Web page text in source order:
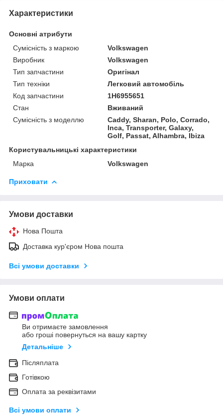
Характеристики
Основні атрибути
Сумісність з маркою
Volkswagen
Виробник
Volkswagen
Тип запчастини
Оригінал
Тип техніки
Легковий автомобіль
Код запчастини
1H6955651
Стан
Вживаний
Сумісність з моделлю
Caddy, Sharan, Polo, Corrado,
Inca, Transporter, Galaxy,
Golf, Passat, Alhambra, Ibiza
Користувальницькі характеристики
Марка
Volkswagen
Приховати
Умови доставки
Нова Пошта
Доставка кур'єром Нова пошта
Всі умови доставки
Умови оплати
Ви отримаєте замовлення
або гроші повернуться на вашу картку
Детальніше
Післяплата
Готівкою
Оплата за реквізитами
Всі умови оплати